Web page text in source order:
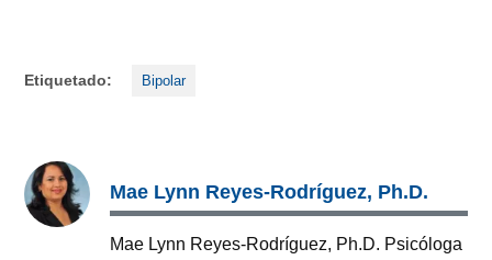
Etiquetado: Bipolar
Mae Lynn Reyes-Rodríguez, Ph.D.
Mae Lynn Reyes-Rodríguez, Ph.D. Psicóloga